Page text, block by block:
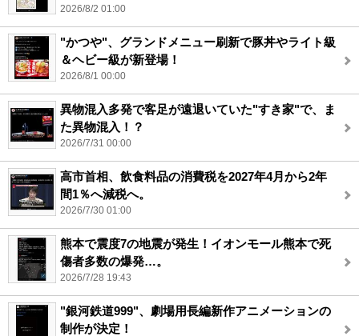
2026/8/2 01:00
"かつや"、グランドメニュー刷新で豚丼やライト級
＆ヘビー級が新登場！
2026/8/1 00:00
異物混入多発で客足が遠退いていた"すき家"で、ま
た異物混入！？
2026/7/31 00:00
高市首相、飲食料品の消費税を2027年4月から2年
間1％へ減税へ。
2026/7/30 01:00
熊本で震度7の地震が発生！イオンモール熊本で死
傷者多数の爆発…。
2026/7/28 19:43
"銀河鉄道999"、劇場用長編新作アニメーションの
制作が決定！